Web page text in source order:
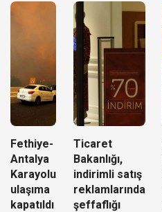
Fethiye-
Antalya
Karayolu
ulaşıma
kapatıldı
Ticaret
Bakanlığı,
indirimli satış
reklamlarında
şeffaflığı